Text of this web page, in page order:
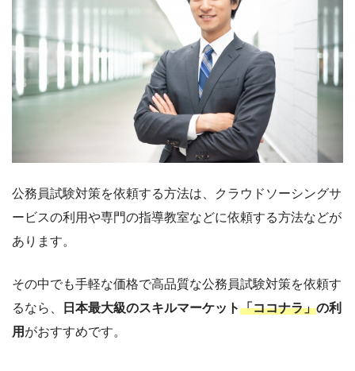
公務員試験対策を依頼する方法は、クラウドソーシングサ
ービスの利用や専門の指導教室などに依頼する方法などが
あります。
その中でも手軽な価格で高品質な公務員試験対策を依頼す
るなら、
日本最大級のスキルマーケット「ココナラ」の利
用 がおすすめです。